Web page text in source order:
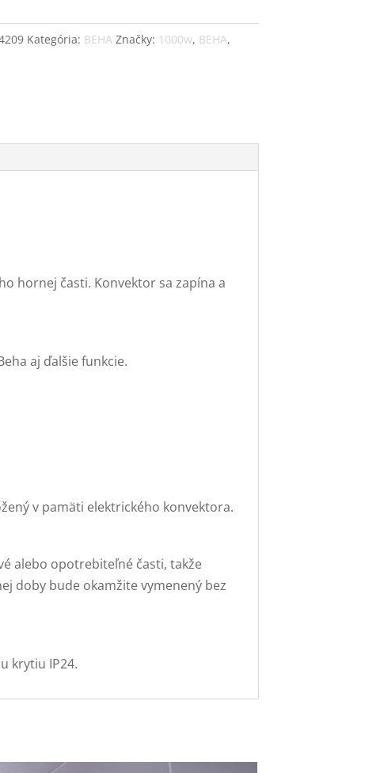
Kategória: BEHA Značky: 1000w, BEHA,
hornej časti. Konvektor sa zapína a
aj ďalšie funkcie.
v pamäti elektrického konvektora.
alebo opotrebiteľné časti, takže
doby bude okamžite vymenený bez
krytiu IP24.